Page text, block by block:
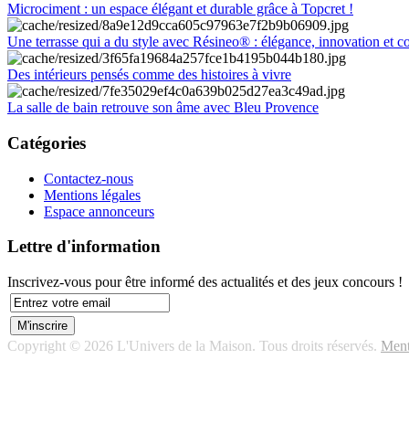
Microciment : un espace élégant et durable grâce à Topcret !
Une terrasse qui a du style avec Résineo® : élégance, innovation et
Des intérieurs pensés comme des histoires à vivre
La salle de bain retrouve son âme avec Bleu Provence
Catégories
Contactez-nous
Mentions légales
Espace annonceurs
Lettre d'information
Inscrivez-vous pour être informé des actualités et des jeux concours !
Copyright © 2026 L'Univers de la Maison. Tous droits réservés.